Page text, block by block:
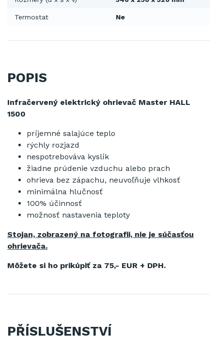
Termostat Ne
POPIS
Infračervený elektrický ohrievač Master HALL
1500
príjemné salajúce teplo
rýchly rozjazd
nespotrebováva kyslík
žiadne prúdenie vzduchu alebo prach
ohrieva bez zápachu, neuvoľňuje vlhkosť
minimálna hlučnosť
100% účinnosť
možnosť nastavenia teploty
Stojan, zobrazený na fotografii, nie je súčasťou
ohrievača.
Môžete si ho prikúpiť za 75,- EUR + DPH.
PŘÍSLUŠENSTVÍ